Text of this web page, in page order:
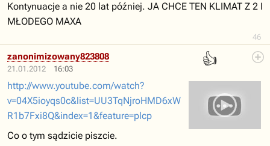
46
Kontynuacje a nie 20 lat później. JA CHCE TEN KLIMAT Z 2 I
MŁODEGO MAXA
21.01.2012 16:03
👍
zanonimizowany823808
http://www.youtube.com/watch?
v=04X5ioyqs0c&list=UU3TqNjroHMD6xW
R1b7Fxi8Q&index=1&feature=plcp
Co o tym sądzicie piszcie.